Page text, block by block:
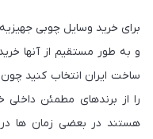
برای خرید وسایل چوبی
و به طور مستقیم از آنها
ساخت ایران انتخاب کنید چون
را از برندهای مطمئن
هستند در بعضی زمان ها